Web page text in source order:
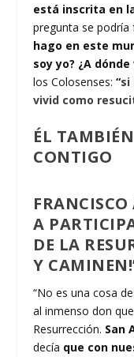
está inscrita en
pregunta se
hago en este
soy yo? ¿A dónde
los Colosenses:“si
vivid como
ÉL
CONTIGO
A
DE LA
Y
“No es una cosa
al inmenso don
Resurrección. San
decía que con